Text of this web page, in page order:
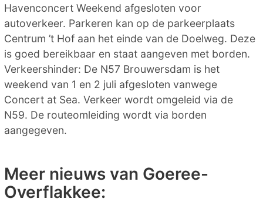
Havenconcert Weekend afgesloten voor
autoverkeer. Parkeren kan op de parkeerplaats
Centrum ’t Hof aan het einde van de Doelweg. Deze
is goed bereikbaar en staat aangeven met borden.
Verkeershinder: De N57 Brouwersdam is het
weekend van 1 en 2 juli afgesloten vanwege
Concert at Sea. Verkeer wordt omgeleid via de
N59. De routeomleiding wordt via borden
aangegeven.
Meer nieuws van Goeree-
Overflakkee: